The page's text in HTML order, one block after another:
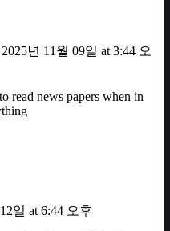
2025년 11월 09일 at 3:44 오
read news papers when in
일 at 6:44 오후